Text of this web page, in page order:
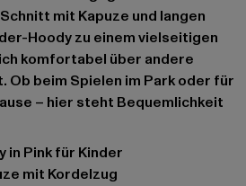
mit Kapuze und langen
Hoody zu einem vielseitigen
komfortabel über andere
Ob beim Spielen im Park oder für
– hier steht Bequemlichkeit
in Pink für Kinder
mit Kordelzug